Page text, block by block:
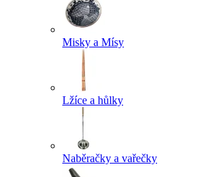
Misky a Mísy
Lžíce a hůlky
Naběračky a vařečky